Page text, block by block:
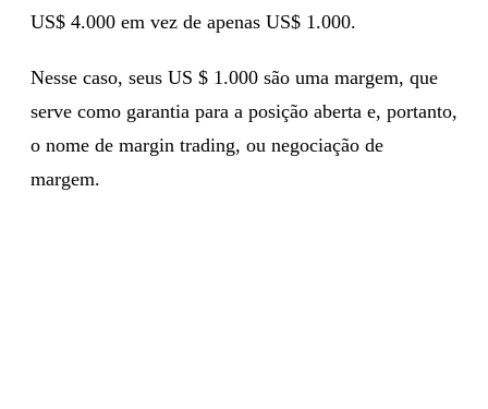
US$ 4.000 em vez de apenas US$ 1.000.
Nesse caso, seus US $ 1.000 são uma margem, que
serve como garantia para a posição aberta e, portanto,
o nome de margin trading, ou negociação de
margem.